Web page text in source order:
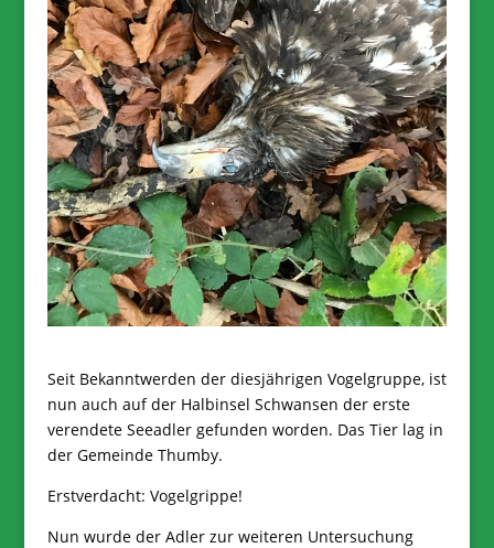
Seit Bekanntwerden der diesjährigen Vogelgruppe, ist
nun auch auf der Halbinsel Schwansen der erste
verendete Seeadler gefunden worden. Das Tier lag in
der Gemeinde Thumby.
Erstverdacht: Vogelgrippe!
Nun wurde der Adler zur weiteren Untersuchung